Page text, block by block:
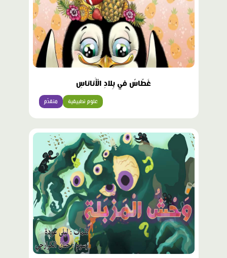
غَطّاسٌ في بِلادِ الْأَناناسِ
متقدّم علوم تطبيقية
محتوى
مميّز